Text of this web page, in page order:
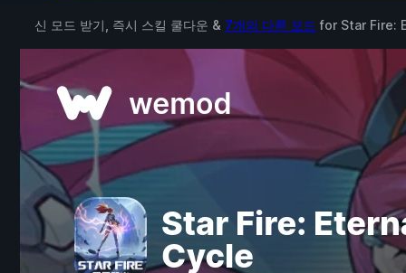
신 모드 받기, 즉시 스킬 쿨다운 & 7개의 다른 모드 for Star Fire: